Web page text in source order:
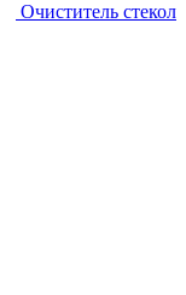
Очиститель стекол